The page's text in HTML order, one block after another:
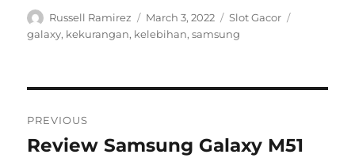
Author
Russell Ramirez
Posted
on
March 3, 2022 Categories
Slot Gacor
galaxy, kekurangan, kelebihan,samsung
navigation
PREVIOUS
Previous
Review Samsung Galaxy M51